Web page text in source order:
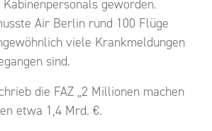
geworden.
Air Berlin rund 100 Flüge
viele Krankmeldungen
sind.
die FAZ „2 Millionen machen
etwa 1,4 Mrd. €.